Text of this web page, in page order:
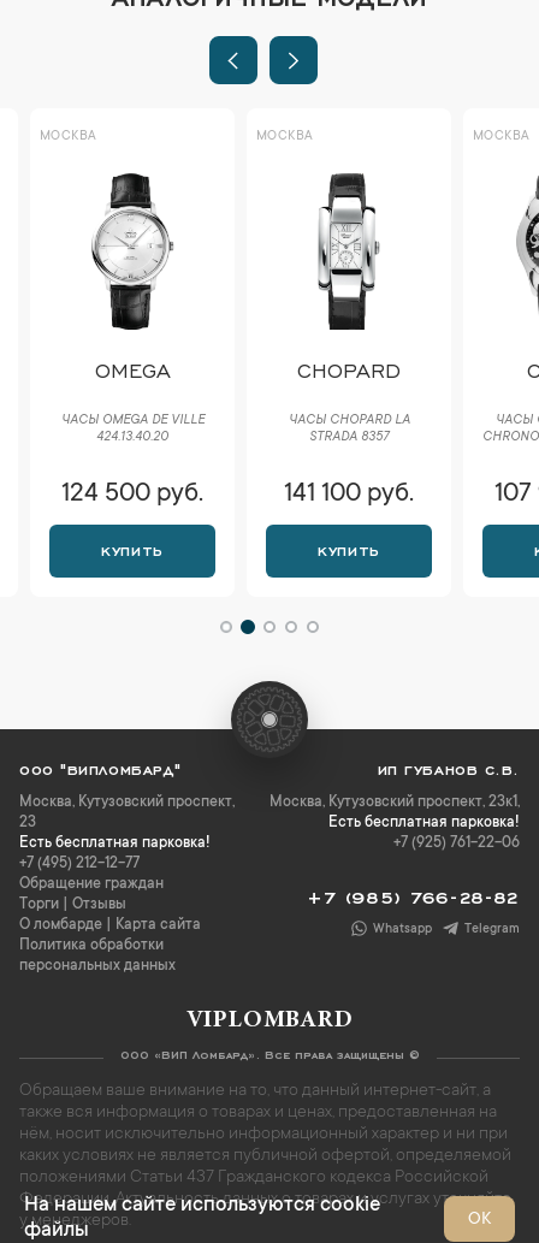
МОСКВА
OMEGA
ЧАСЫ OMEGA DE VILLE
424.13.40.20
124 500 руб.
КУПИТЬ
МОСКВА
CHOPARD
ЧАСЫ CHOPARD LA
STRADA 8357
141 100 руб.
КУПИТЬ
МОСКВА
ЧАСЫ
107
ООО "ВИПЛОМБАРД"
Москва, Кутузовский проспект,
23
Есть бесплатная парковка!
+7 (495) 212-12-77
Обращение граждан
Торги
Отзывы
О ломбарде
Карта сайта
Политика обработки
персональных данных
ИП ГУБАНОВ С.В.
Москва, Кутузовский проспект, 23к1,
Есть бесплатная парковка!
+7 (925) 761-22-06
+7 (985) 766-28-82
Whatsapp Telegram
VIPLOMBARD
ООО «ВИП Ломбард». Все права защищены ©
Обращаем ваше внимание на то, что данный интернет-сайт, а
также вся информация о товарах и ценах, предоставленная на
нём, носит исключительно информационный характер и ни при
каких условиях не является публичной офертой, определяемой
положениями Статьи 437 Гражданского кодекса Российской
Федерации. Актуальность данных о товарах и услугах уточняйте
у менеджеров.
На нашем сайте используются cookie
файлы
ОК